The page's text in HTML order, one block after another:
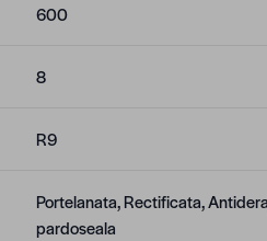
600
8
R9
Portelanata, Rectificata,
pardoseala